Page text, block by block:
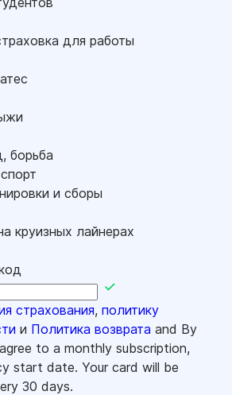
для работы
борьба
и сборы
круизных лайнерах
страхования, политику
и Политика возврата and By
to a monthly subscription,
start date. Your card will be
30 days.